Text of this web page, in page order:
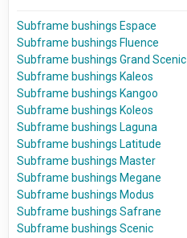
Subframe bushings Espace
Subframe bushings Fluence
Subframe bushings Grand Scenic
Subframe bushings Kaleos
Subframe bushings Kangoo
Subframe bushings Koleos
Subframe bushings Laguna
Subframe bushings Latitude
Subframe bushings Master
Subframe bushings Megane
Subframe bushings Modus
Subframe bushings Safrane
Subframe bushings Scenic